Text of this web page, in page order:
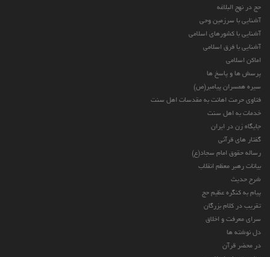
حج در نهج البلاغه
آشنایی با سرزمین وحی
آشنایی با کشورهای اسلامی
آشنایی با فرق اسلامی
اماکن اسلامی
پرسش ها و پاسخ ها
سیره همسران پیامبر(ص)
فتاوی حرمت اهانت به مقدسات اهل سنت
خدمات به اهل سنت
جایگاه زن در ایران
گفتار های قرآنی
رساله حقوق امام سجاد(ع)
بیانات رهبر معظم انقلاب
شرح حدیث
پیام به کنگره عظیم حج
تقریب در کلام بزرگان
سرای معرفت و اخلاق
دل نوشته ها
در محضر قرآن